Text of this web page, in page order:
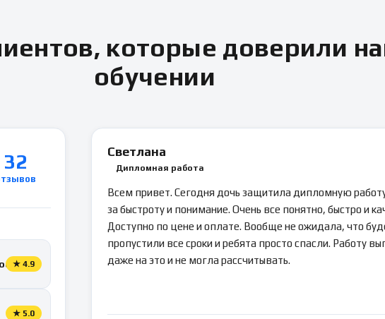
которые доверили
обучении
32
★4.9
★ 5.0
Светлана
Дипломная работа
Всем привет. Сегодня дочь защитила дипломную
за быстроту и понимание. Очень все понятно, быстро и
Доступно по цене и оплате. Вообще не ожидала, что
пропустили все сроки и ребята просто спасли. Работу
даже на это и не могла рассчитывать.